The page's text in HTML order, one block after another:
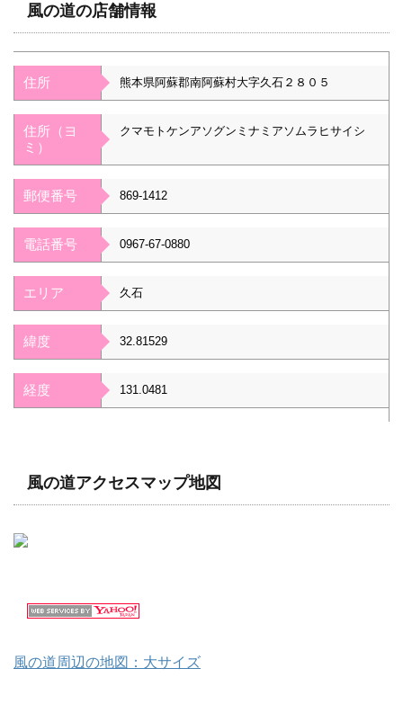
風の道の店舗情報
住所 熊本県阿蘇郡南阿蘇村大字久石２８０５
住所（ヨ
ミ）
クマモトケンアソグンミナミアソムラヒサイシ
郵便番号 869-1412
電話番号 0967-67-0880
エリア 久石
緯度 32.81529
経度 131.0481
風の道アクセスマップ地図
風の道周辺の地図：大サイズ